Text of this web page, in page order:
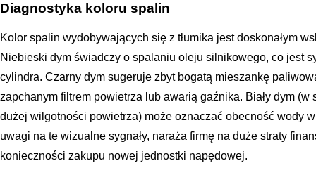
Diagnostyka koloru spalin
Kolor spalin wydobywających się z tłumika jest doskonałym
Niebieski dym świadczy o spalaniu oleju silnikowego, co jest
cylindra. Czarny dym sugeruje zbyt bogatą mieszankę
zapchanym filtrem powietrza lub awarią gaźnika. Biały dym (w
dużej wilgotności powietrza) może oznaczać obecność wody
uwagi na te wizualne sygnały, naraża firmę na duże straty
konieczności zakupu nowej jednostki napędowej.